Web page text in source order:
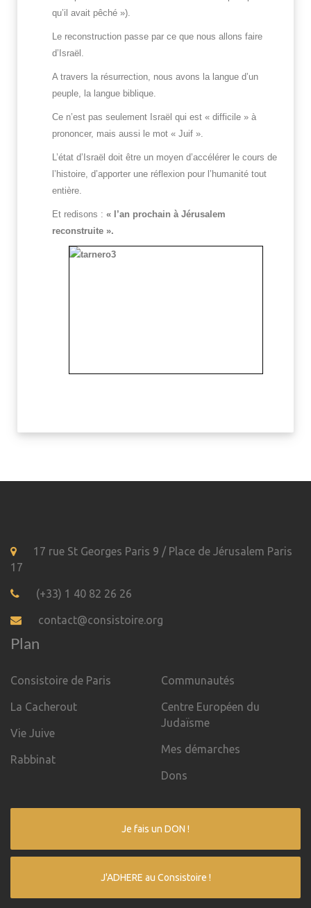
qu’il avait pêché »).
Le reconstruction passe par ce que nous allons faire
d’Israël.
A travers la résurrection, nous avons la langue d’un
peuple, la langue biblique.
Ce n’est pas seulement Israël qui est « difficile » à
prononcer, mais aussi le mot « Juif ».
L’état d’Israël doit être un moyen d’accélérer le cours de
l’histoire, d’apporter une réflexion pour l’humanité tout
entière.
Et redisons : « l’an prochain à Jérusalem
reconstruite ».
17 rue St Georges Paris 9 / Place de Jérusalem Paris
17
(+33) 1 40 82 26 26
contact@consistoire.org
Plan
Consistoire de Paris
La Cacherout
Vie Juive
Rabbinat
Communautés
Centre Européen du
Judaïsme
Mes démarches
Dons
Je fais un DON !
J'ADHERE au Consistoire !